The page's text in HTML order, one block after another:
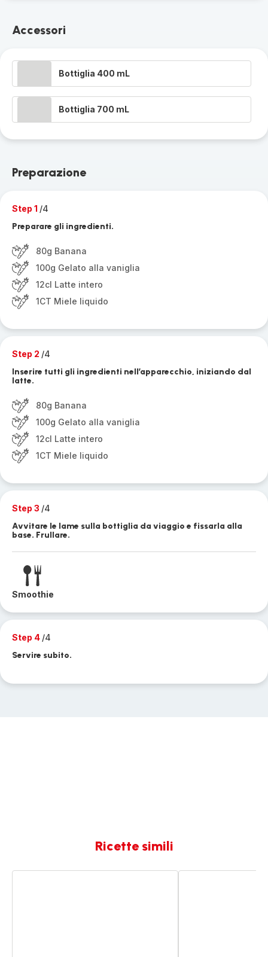
Accessori
Bottiglia 400 mL
Bottiglia 700 mL
Preparazione
Step 1 /4
Preparare gli ingredienti.
80g Banana
100g Gelato alla vaniglia
12cl Latte intero
1CT Miele liquido
Step 2 /4
Inserire tutti gli ingredienti nell’apparecchio, iniziando dal
latte.
80g Banana
100g Gelato alla vaniglia
12cl Latte intero
1CT Miele liquido
Step 3 /4
Avvitare le lame sulla bottiglia da viaggio e fissarla alla
base. Frullare.
Smoothie
Step 4 /4
Servire subito.
Ricette simili